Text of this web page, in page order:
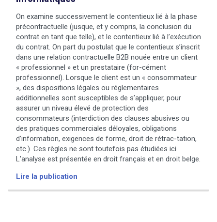
Tout sur le droit de l'innovation
Rechercher
CONTACT
On examine successivement le contentieux lié à la phase
précontractuelle (jusque, et y compris, la conclusion du
contrat en tant que telle), et le contentieux lié à l’exécution
du contrat. On part du postulat que le contentieux s’inscrit
dans une relation contractuelle B2B nouée entre un client
« professionnel » et un prestataire (for-cément
professionnel). Lorsque le client est un « consommateur
», des dispositions légales ou réglementaires
additionnelles sont susceptibles de s’appliquer, pour
assurer un niveau élevé de protection des
consommateurs (interdiction des clauses abusives ou
des pratiques commerciales déloyales, obligations
d’information, exigences de forme, droit de rétrac-tation,
etc.). Ces règles ne sont toutefois pas étudiées ici.
L’analyse est présentée en droit français et en droit belge.
Lire la publication
search